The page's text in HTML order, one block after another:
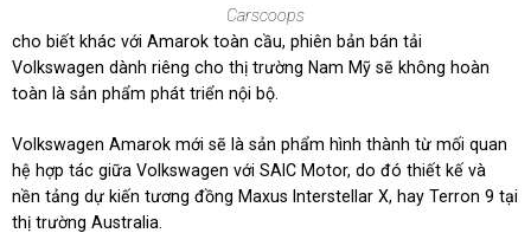
Carscoops
cho biết khác với Amarok toàn cầu, phiên bản bán tải
Volkswagen dành riêng cho thị trường Nam Mỹ sẽ không hoàn
toàn là sản phẩm phát triển nội bộ.
Volkswagen Amarok mới sẽ là sản phẩm hình thành từ mối quan
hệ hợp tác giữa Volkswagen với SAIC Motor, do đó thiết kế và
nền tảng dự kiến tương đồng Maxus Interstellar X, hay Terron 9 tại
thị trường Australia.